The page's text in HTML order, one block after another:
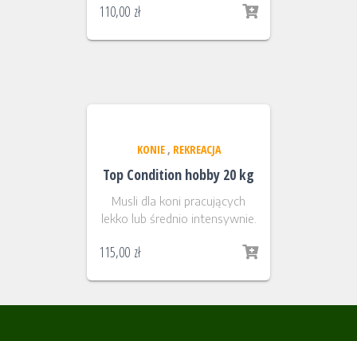
110,00 zł
KONIE, REKREACJA
Top Condition hobby 20 kg
Musli dla koni pracujących
lekko lub średnio intensywnie.
115,00 zł